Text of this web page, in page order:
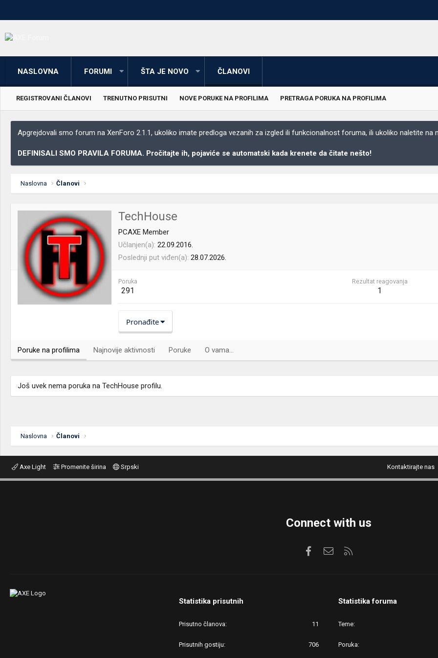
NASLOVNA FORUMI ŠTA JE NOVO ČLANOVI
REGISTROVANI ČLANOVI TRENUTNO PRISUTNI NOVE PORUKE NA PROFILIMA PRETRAGA PORUKA NA PROFILIMA
Apgrejdovali smo forum na XenForo 2.1.1, ukoliko imate predloga vezanih za izgled ili funkcionalnost foruma, ili ukoliko naletite na
DEFINISALI SMO PRAVILA FORUMA. Pročitajte ih, pojaviće se automatski kada krenete da čitate nešto!
Naslovna Članovi
TechHouse
PCAXE Member
Učlanjen(a) 22.09.2016.
Poslednji put viđen(a) 28.07.2026.
Poruka
291
Rezultat reagovanja
1
Pronađite
Poruke na profilima Najnovije aktivnosti Poruke O vama...
Još uvek nema poruka na TechHouse profilu.
Naslovna Članovi
Axe Light Promenite širina Srpski Kontaktirajte nas
Connect with us
FacebookKontaktirajte nas
Statistika prisutnih
Prisutno članova 11
Prisutnih gostiju 706
Statistika foruma
Teme
Poruka